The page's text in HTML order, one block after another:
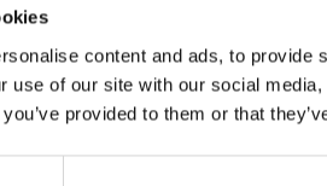
content and ads, to
use of our site with our social
provided to them or that
Sneeuwpop